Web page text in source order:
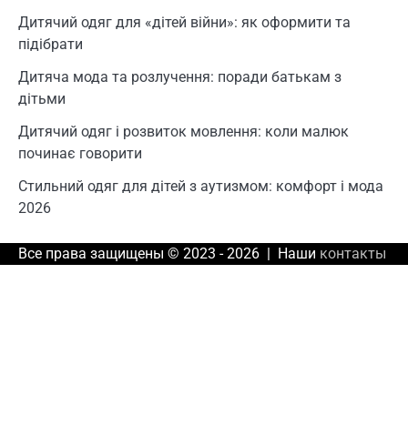
Дитячий одяг для «дітей війни»: як оформити та
підібрати
Дитяча мода та розлучення: поради батькам з
дітьми
Дитячий одяг і розвиток мовлення: коли малюк
починає говорити
Стильний одяг для дітей з аутизмом: комфорт і мода
2026
Все права защищены © 2023 - 2026 | Наши контакты